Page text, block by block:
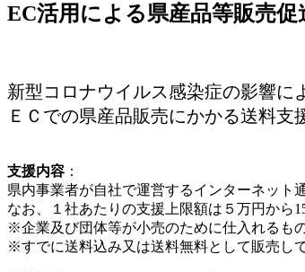
EC活用による県産品等販売促
新型コロナウイルス感染症の影響に
ＥＣでの県産品販売にかかる送料支
支援内容 ：
県内事業者が自社で運営するインターネット
なお、１社あたりの支援上限額は５万円から
※企業及び団体等が小売のために仕入れるも
※すでに送料込み又は送料無料として販売し